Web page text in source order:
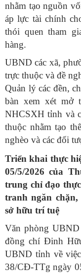
nhằm tạo nguồn
áp lực tài chính
thói quen tham
hàng.
UBND các xã,
trực thuộc và đề
Quản lý các đền,
bàn xem xét mở
NHCSXH tỉnh và
thuộc nhằm tạo
nghèo và các đối
Triển khai thực
05/5/2026 của
trung chỉ đạo
tranh ngăn
sở hữu trí tuệ
Văn phòng
đồng chí Đinh
UBND tỉnh về
38/CĐ-TTg ngày